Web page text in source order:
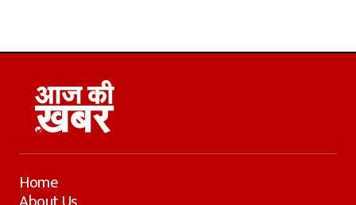
Home